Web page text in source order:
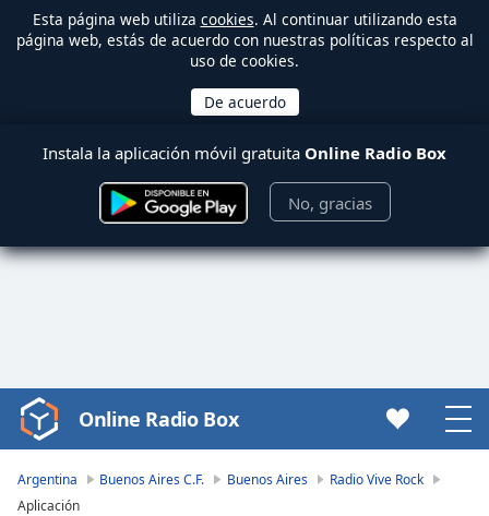
Esta página web utiliza cookies. Al continuar utilizando esta
página web, estás de acuerdo con nuestras políticas respecto al
uso de cookies.
Instala la aplicación móvil gratuita Online Radio Box
No, gracias
Video
Player
loading.
Online Radio Box
Argentina Buenos Aires C.F. Buenos Aires
Radio Vive Rock
Aplicación